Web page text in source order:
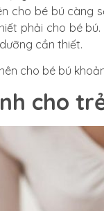
cho bé bú càng
phải cho bé
cần thiết.
cho bé bú
cho